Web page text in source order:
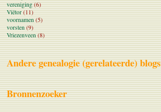
vereniging (6)
Viëtor (11)
voornamen (5)
vorsten (9)
Vriezenveen (8)
Andere genealogie (gerelateerde) blogs
Bronnenzoeker